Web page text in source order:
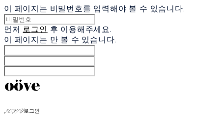
이 페이지는 비밀번호를 입력해야 볼 수 있습니다.
먼저 로그인 후 이용해주세요.
이 페이지는 만 볼 수 있습니다.
LOG IN로그인